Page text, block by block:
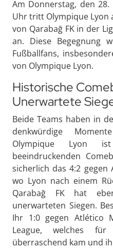
Am Donnerstag, den
Uhr tritt Olympique Lyon
von Qarabağ FK in der
an. Diese Begegnung
Fußballfans,
von Olympique Lyon.
Historische
Unerwartete
Beide Teams haben in
denkwürdige
Olympique Lyon
beeindruckenden
sicherlich das 4:2 gegen
wo Lyon nach einem
Qarabağ FK hat
unerwarteten Siegen.
Ihr 1:0 gegen Atlético
League, welches für
überraschend kam und